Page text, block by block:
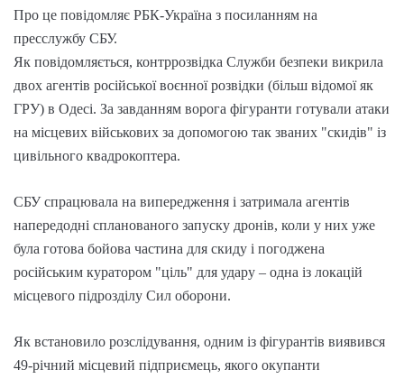
Про це повідомляє РБК-Україна з посиланням на
пресслужбу СБУ.
Як повідомляється, контррозвідка Служби безпеки викрила
двох агентів російської воєнної розвідки (більш відомої як
ГРУ) в Одесі. За завданням ворога фігуранти готували атаки
на місцевих військових за допомогою так званих "скидів" із
цивільного квадрокоптера.
СБУ спрацювала на випередження і затримала агентів
напередодні спланованого запуску дронів, коли у них уже
була готова бойова частина для скиду і погоджена
російським куратором "ціль" для удару – одна із локацій
місцевого підрозділу Сил оборони.
Як встановило розслідування, одним із фігурантів виявився
49-річний місцевий підприємець, якого окупанти